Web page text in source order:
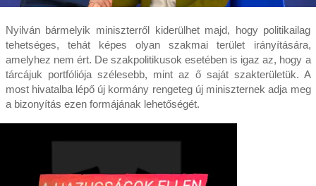
Nyilván bármelyik miniszterről kiderülhet majd, hogy politikailag
tehetséges, tehát képes olyan szakmai terület irányítására,
amelyhez nem ért. De szakpolitikusok esetében is igaz az, hogy a
tárcájuk portfóliója szélesebb, mint az ő saját szakterületük. A
most hivatalba lépő új kormány rengeteg új miniszternek adja meg
a bizonyítás ezen formájának lehetőségét.